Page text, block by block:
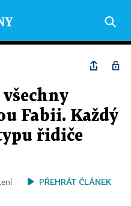
Fabii. Každý
řidiče
PŘEHRÁT ČLÁNEK